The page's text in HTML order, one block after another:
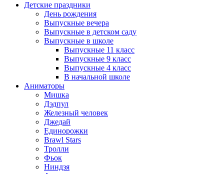
Детские праздники
День рождения
Выпускные вечера
Выпускные в детском саду
Выпускные в школе
Выпускные 11 класс
Выпускные 9 класс
Выпускные 4 класс
В начальной школе
Аниматоры
Мишка
Дэдпул
Железный человек
Джедай
Единорожки
Brawl Stars
Тролли
Фьок
Ниндзя